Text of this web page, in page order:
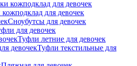
для девочек
Сноубутсы для девочек
для девочек
Туфли летние для девочек
Туфли текстильные для